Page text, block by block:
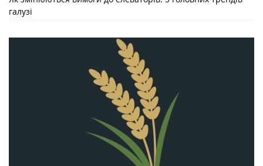
галузі